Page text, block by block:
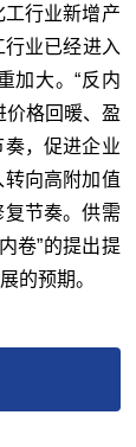
行业新增产
业已经进入
加大。“反内
价格回暖、盈
，促进企业
向高附加值
节奏。供需
卷”的提出提
的预期。